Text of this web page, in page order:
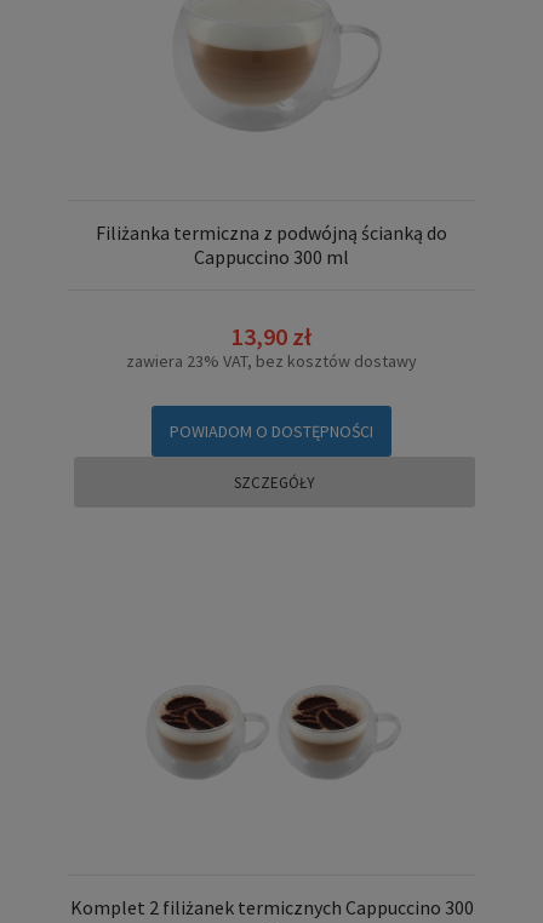
Filiżanka termiczna z podwójną ścianką do
Cappuccino 300 ml
13,90 zł
zawiera 23% VAT, bez kosztów dostawy
POWIADOM O DOSTĘPNOŚCI
SZCZEGÓŁY
Komplet 2 filiżanek termicznych Cappuccino 300